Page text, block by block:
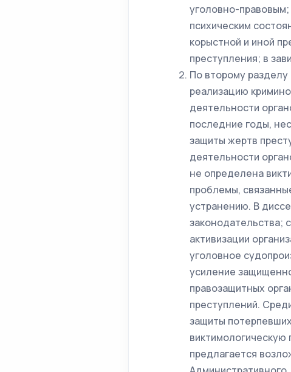
уголовно-
психическим
корыстной и иной
преступления; в
По второму
реализацию
деятельности
последние годы,
защиты жертв
деятельности
не определена
проблемы,
устранению. В
законодательства;
активизации
уголовное
усиление
правозащитных
преступлений.
защиты
предлагается